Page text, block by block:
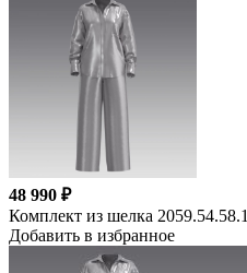
48 990 ₽
Комплект из шелка 2059.54.58.1
Добавить в избранное